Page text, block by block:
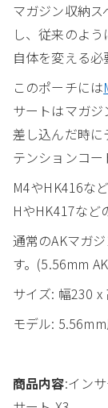
マガジン収納
し、従来のよ
自体を変える必
このポーチには
サートはマガ
差し込んだ時に
テンションコー
M4やHK416な
HやHK417など
通常のAKマガ
す。(5.56mm
サイズ: 幅230
モデル:
商品内容:イン